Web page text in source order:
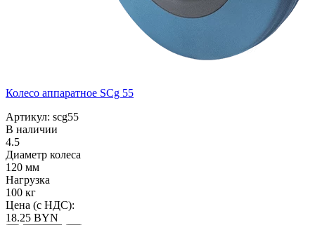
Колесо аппаратное SCg 55
Артикул: scg55
В наличии
4.5
Диаметр колеса
120 мм
Нагрузка
100 кг
Цена (с НДС):
18.25 BYN